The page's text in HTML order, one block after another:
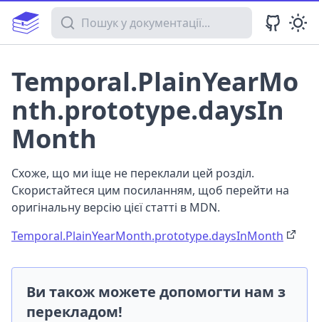
Пошук у документації
Temporal.PlainYearMo
nth.prototype.daysIn
Month
Схоже, що ми іще не переклали цей розділ.
Скористайтеся цим посиланням, щоб перейти на
оригінальну версію цієї статті в MDN.
Temporal.PlainYearMonth.prototype.daysInMonth
Ви також можете допомогти нам з
перекладом!